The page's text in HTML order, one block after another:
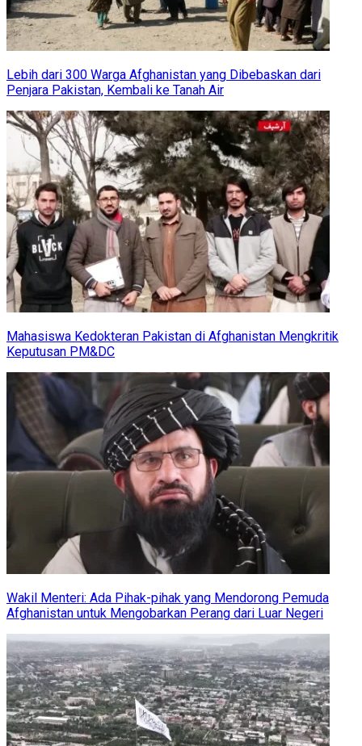
Lebih dari 300 Warga Afghanistan yang Dibebaskan dari
Penjara Pakistan, Kembali ke Tanah Air
Mahasiswa Kedokteran Pakistan di Afghanistan Mengkritik
Keputusan PM&DC
Wakil Menteri: Ada Pihak-pihak yang Mendorong Pemuda
Afghanistan untuk Mengobarkan Perang dari Luar Negeri